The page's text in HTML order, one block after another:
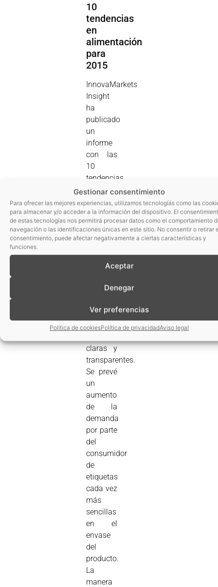
Gestionar consentimiento
Para ofrecer las mejores experiencias, utilizamos tecnologías como las
para almacenar y/o acceder a la información del dispositivo. El
de estas tecnologías nos permitirá procesar datos como el comportamiento
navegación o las identificaciones únicas en este sitio. No consentir o retirar
consentimiento, puede afectar negativamente a ciertas características y
funciones.
Aceptar
Denegar
Ver preferencias
Política de cookiesPolítica de privacidadAviso legal
10
tendencias
en
alimentación
para
2015
InnovaMarkets
Insight
ha
publicado
un
informe
con las
10
tendencias
en
alimentación
para
2015:
1. Etiquetas
clear:De
limpias
etiquetas
cada vez
claras y
transparentes.
Se prevé
un
aumento
de la
demanda
por parte
del
consumidor
de
etiquetas
cada vez
más
sencillas
en el
envase
del
producto.
La
manera